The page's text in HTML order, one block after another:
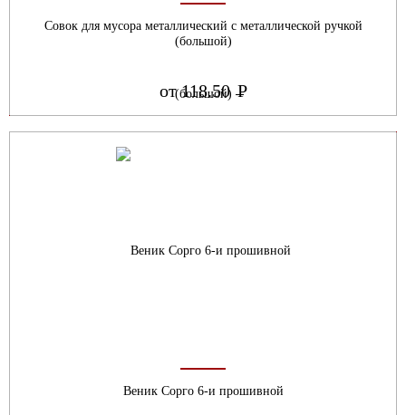
Совок для мусора металлический с металлической ручкой
(большой)
от 118.50 Р
УБ.
Веник Сорго 6-и прошивной